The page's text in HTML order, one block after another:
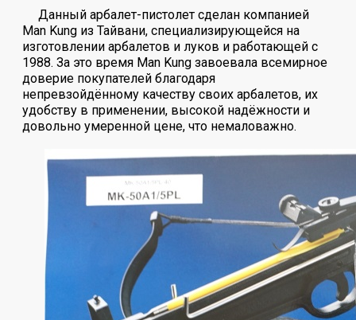
Данный арбалет-пистолет сделан компанией
Man Kung из Тайвани, специализирующейся на
изготовлении арбалетов и луков и работающей с
1988. За это время Man Kung завоевала всемирное
доверие покупателей благодаря
непревзойдённому качеству своих арбалетов, их
удобству в применении, высокой надёжности и
довольно умеренной цене, что немаловажно.